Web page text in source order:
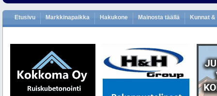
Etusivu Markkinapaikka Hakukone Mainosta täällä Kunnat